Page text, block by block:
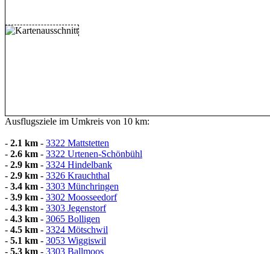
Ausflugsziele im Umkreis von 10 km:
- 2.1 km - 3322 Mattstetten
- 2.6 km - 3322 Urtenen-Schönbühl
- 2.9 km - 3324 Hindelbank
- 2.9 km - 3326 Krauchthal
- 3.4 km - 3303 Münchringen
- 3.9 km - 3302 Moosseedorf
- 4.3 km - 3303 Jegenstorf
- 4.3 km - 3065 Bolligen
- 4.5 km - 3324 Mötschwil
- 5.1 km - 3053 Wiggiswil
- 5.3 km - 3303 Ballmoos